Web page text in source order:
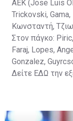
ΑΕΚ (Jose Luis
Trickovski,
Κωνσταντή,
Στον πάγκο:
Faraj, Lopes,
Gonzalez,
Δείτε ΕΔΩ την